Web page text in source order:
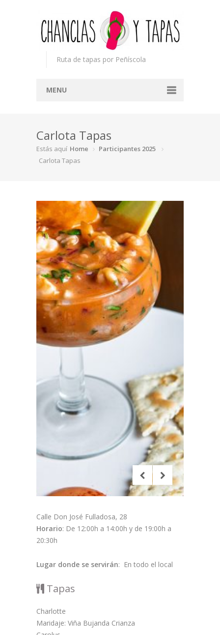
Ruta de tapas por Peñíscola
MENU
Concurso
Participantes
Premios
Prensa
Carlota Tapas
Estás aquí Home
Participantes 2025
Carlota Tapas
Calle Don José Fulladosa, 28
Horario: De 12:00h a 14:00h y de 19:00h a
20:30h
Lugar donde se servirán: En todo el local
Tapas
Charlotte
Maridaje: Viña Bujanda Crianza